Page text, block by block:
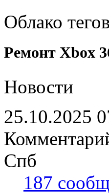
Облако тегов
Ремонт Xbox
Новости
25.10.2025
Спб
187